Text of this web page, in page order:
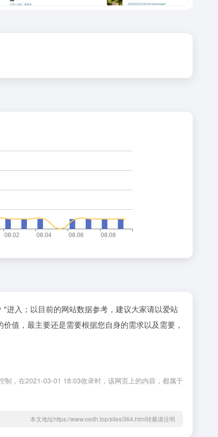
"进入；以目前的网站数据参考，建议大家请以爱站
值，最主要还是需要根据您自身的需求以及需要，
，在2021-03-01 18:03收录时，该网页上的内容，都属于
本文地址https://www.oedh.top/sites/364.html转载请注明